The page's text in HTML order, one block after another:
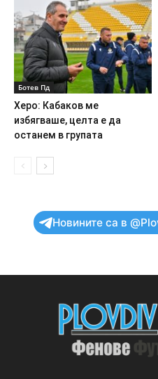
Ботев Пд
Херо: Кабаков ме
избягваше, целта е да
останем в групата
Новините са в